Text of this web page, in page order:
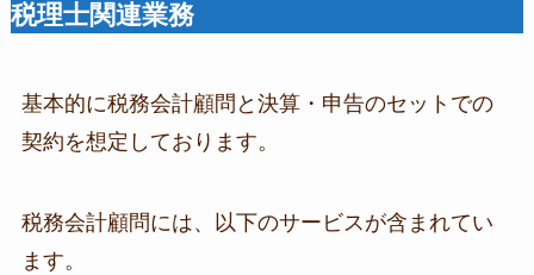
税理士関連業務
基本的に税務会計顧問と決算・申告のセットでの
契約を想定しております。
税務会計顧問には、以下のサービスが含まれてい
ます。